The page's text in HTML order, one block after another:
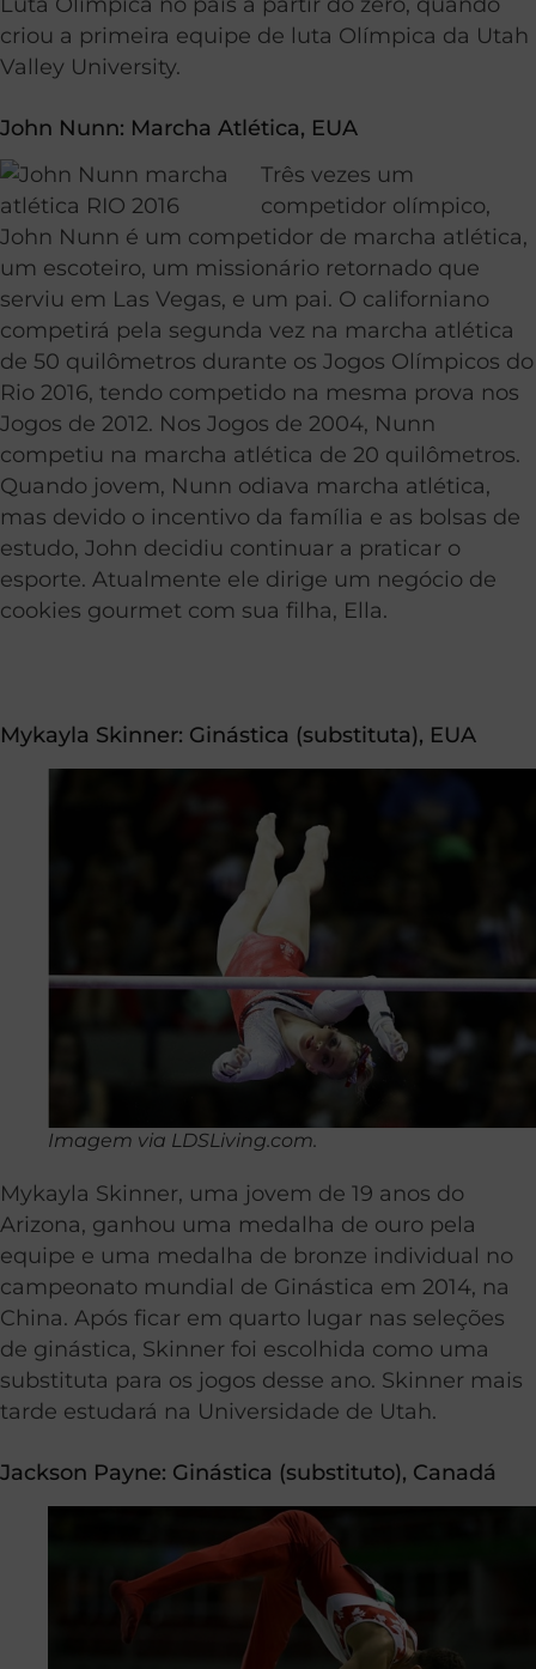
criou a primeira equipe de luta Olímpica da Utah
Valley University.
John Nunn: Marcha Atlética, EUA
Três vezes um
competidor olímpico,
John Nunn é um competidor de marcha atlética,
um escoteiro, um missionário retornado que
serviu em Las Vegas, e um pai. O californiano
competirá pela segunda vez na marcha atlética
de 50 quilômetros durante os Jogos Olímpicos do
Rio 2016, tendo competido na mesma prova nos
Jogos de 2012. Nos Jogos de 2004, Nunn
competiu na marcha atlética de 20 quilômetros.
Quando jovem, Nunn odiava marcha atlética,
mas devido o incentivo da família e as bolsas de
estudo, John decidiu continuar a praticar o
esporte. Atualmente ele dirige um negócio de
cookies gourmet com sua filha, Ella.
Mykayla Skinner: Ginástica (substituta), EUA
Imagem via LDSLiving.com.
Mykayla Skinner, uma jovem de 19 anos do
Arizona, ganhou uma medalha de ouro pela
equipe e uma medalha de bronze individual no
campeonato mundial de Ginástica em 2014, na
China. Após ficar em quarto lugar nas seleções
de ginástica, Skinner foi escolhida como uma
substituta para os jogos desse ano. Skinner mais
tarde estudará na Universidade de Utah.
Jackson Payne: Ginástica (substituto), Canadá